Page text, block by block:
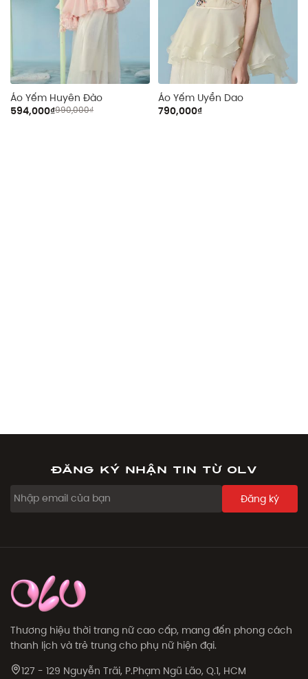
Áo Yếm Huyên Đào
594,000₫990,000₫
Áo Yếm Uyển Dao
790,000₫
Đăng ký nhận tin từ OLV
Đăng ký
Thương hiệu thời trang nữ cao cấp, mang đến phong cách
thanh lịch và trẻ trung cho phụ nữ hiện đại.
127 - 129 Nguyễn Trãi, P.Phạm Ngũ Lão, Q.1, HCM